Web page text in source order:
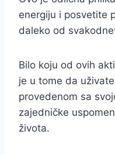
energiju i posvetite
daleko od
Bilo koju od ovih
je u tome da
provedenom sa
zajedničke
života.